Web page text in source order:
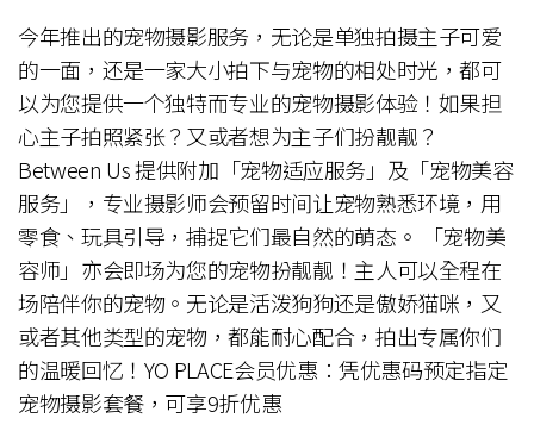
今年推出的宠物摄影服务，无论是单独拍摄主子可爱
的一面，还是一家大小拍下与宠物的相处时光，都可
以为您提供一个独特而专业的宠物摄影体验！如果担
心主子拍照紧张？又或者想为主子们扮靓靓？
Between Us 提供附加「宠物适应服务」及「宠物美容
服务」，专业摄影师会预留时间让宠物熟悉环境，用
零食、玩具引导，捕捉它们最自然的萌态。 「宠物美
容师」亦会即场为您的宠物扮靓靓！主人可以全程在
场陪伴你的宠物。无论是活泼狗狗还是傲娇猫咪，又
或者其他类型的宠物，都能耐心配合，拍出专属你们
的温暖回忆！YO PLACE会员优惠：凭优惠码预定指定
宠物摄影套餐，可享9折优惠